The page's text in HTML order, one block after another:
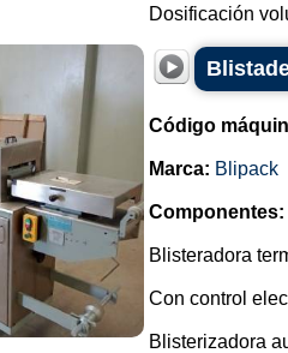
Dosificación
Código
Marca: Blipack
Componentes:
Blisteradora
Con control
Blisterizadora